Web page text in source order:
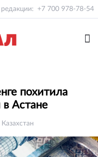
редакции: +7 700 978-78-54
похитила
в Астане